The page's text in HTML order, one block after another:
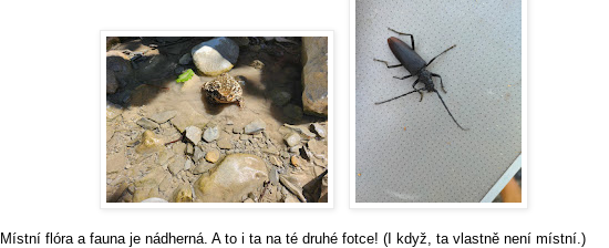
Místní flóra a fauna je nádherná. A to i ta na té druhé fotce! (I když, ta vlastně není místní.)